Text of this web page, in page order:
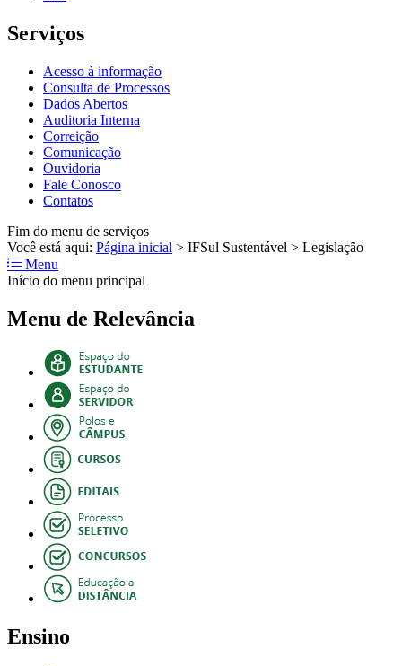
Serviços
Acesso à informação
Consulta de Processos
Dados Abertos
Auditoria Interna
Correição
Comunicação
Ouvidoria
Fale Conosco
Contatos
Fim do menu de serviços
Você está aqui: Página inicial > IFSul Sustentável > Legislação
Menu
Início do menu principal
Menu de Relevância
Ensino